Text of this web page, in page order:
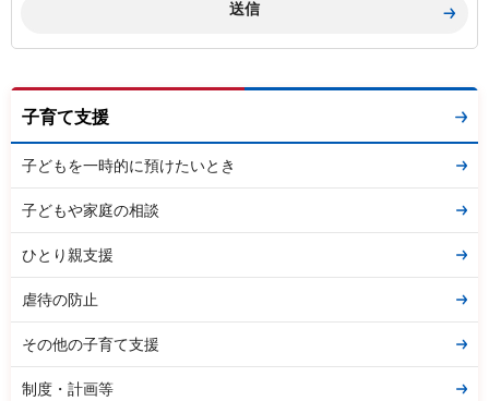
子育て支援
子どもを一時的に預けたいとき
子どもや家庭の相談
ひとり親支援
虐待の防止
その他の子育て支援
制度・計画等